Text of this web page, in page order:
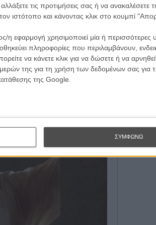
τις προτιμήσεις σας ή να ανακαλέσετε
ιστότοπο και κάνοντας κλικ στο κουμπί
η εφαρμογή χρησιμοποιεί μία ή περισσότερες
πληροφορίες που περιλαμβάνουν,
να κάνετε κλικ για να δώσετε ή να
της για τη χρήση των δεδομένων σας
της Google.
ΣΥΜΦΩΝΩ
Εγγράψου
Θέλω
ταινίες | πρόγραμμα αιθουσών για όλη την Ελλάδα |
| αφιερώματα | διαγωνισμοί
ΕΓΓΡΑΦΗ